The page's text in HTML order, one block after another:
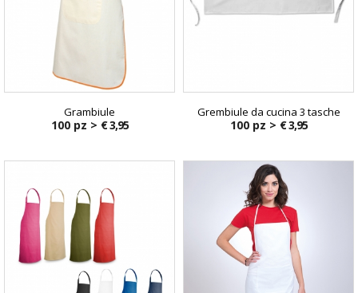
Grambiule
100 pz > € 3,95
Grembiule da cucina 3 tasche
100 pz > € 3,95